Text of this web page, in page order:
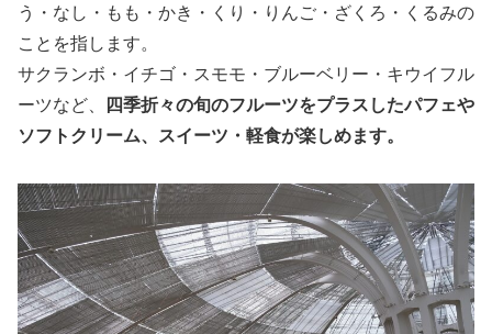
う・なし・もも・かき・くり・りんご・ざくろ・くるみの
ことを指します。
サクランボ・イチゴ・スモモ・ブルーベリー・キウイフル
ーツなど、
四季折々の旬のフルーツをプラスしたパフェや
ソフトクリーム、スイーツ・軽食が楽しめます。